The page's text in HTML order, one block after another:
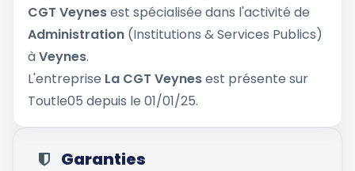
CGT Veynesest spécialisée dans l'activité de
Administration (Institutions & Services Publics)
àVeynes.
L'entreprise La CGT Veynesest présente sur
Toutle05 depuis le 01/01/25.
Garanties